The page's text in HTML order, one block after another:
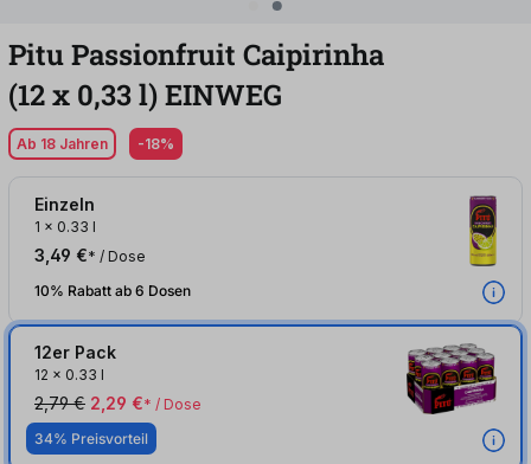
Pitu Passionfruit Caipirinha
(12x 0,33l)EINWEG
Ab 18 Jahren -18%
Einzeln
1 x 0.33 l
3,49 €* / Dose
10% Rabatt ab 6 Dosen
12er Pack
12 x 0.33 l
2,79 € 2,29 €* / Dose
34% Preisvorteil